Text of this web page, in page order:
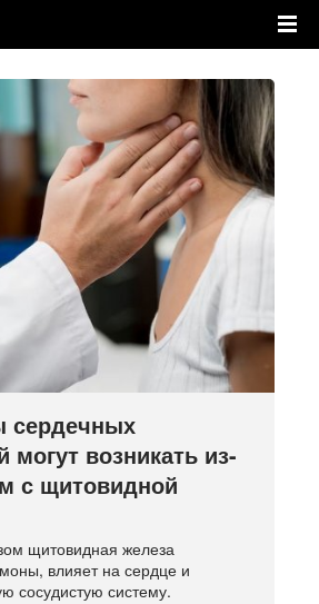
могут возникать из-
с щитовидной
щитовидная железа
влияет на сердце и
сосудистую систему.